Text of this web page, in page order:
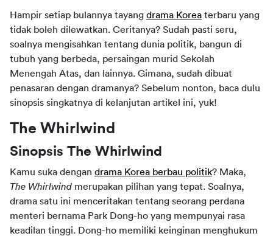
Hampir setiap bulannya tayang drama Korea terbaru yang
tidak boleh dilewatkan. Ceritanya? Sudah pasti seru,
soalnya mengisahkan tentang dunia politik, bangun di
tubuh yang berbeda, persaingan murid Sekolah
Menengah Atas, dan lainnya. Gimana, sudah dibuat
penasaran dengan dramanya? Sebelum nonton, baca dulu
sinopsis singkatnya di kelanjutan artikel ini, yuk!
The Whirlwind
Sinopsis The Whirlwind
Kamu suka dengan drama Korea berbau politik
The Whirlwind merupakan pilihan yang tepat. Soalnya,
drama satu ini menceritakan tentang seorang perdana
menteri bernama Park Dong-ho yang mempunyai rasa
keadilan tinggi. Dong-ho memiliki keinginan menghukum